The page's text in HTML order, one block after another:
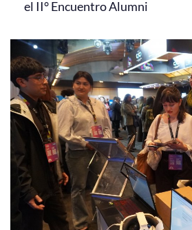
el II° Encuentro Alumni